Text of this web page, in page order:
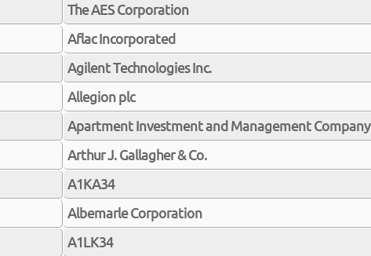
The AES Corporation
Aflac Incorporated
Agilent Technologies Inc.
Allegion plc
Apartment Investment and Management Company
Arthur J. Gallagher & Co.
A1KA34
Albemarle Corporation
A1LK34